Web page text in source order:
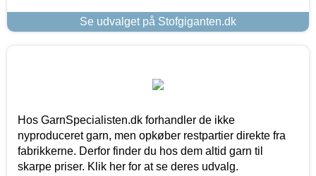
Se udvalget på Stofgiganten.dk
Hos GarnSpecialisten.dk forhandler de ikke
nyproduceret garn, men opkøber restpartier direkte fra
fabrikkerne. Derfor finder du hos dem altid garn til
skarpe priser. Klik her for at se deres udvalg.